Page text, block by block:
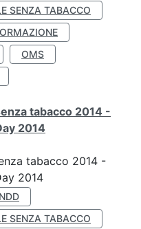
SENZA TABACCO
OMS
tabacco 2014 -
2014
tabacco 2014 -
2014
SENZA TABACCO